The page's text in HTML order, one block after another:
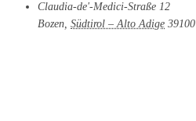
Claudia-de'-Medici-Straße 12
Bozen, Südtirol – Alto Adige 39100